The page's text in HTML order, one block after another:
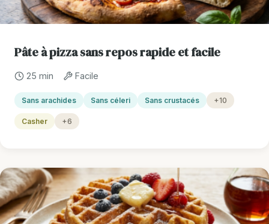
Pâte à pizza sans repos rapide et facile
25 min Facile
Sans arachides Sans céleri Sans crustacés +10
Casher +6